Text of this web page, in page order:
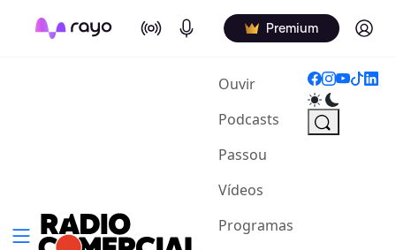
On Air Podcasts Premium Log in
Ouvir(current)
Podcasts
Passou
Vídeos
Programas